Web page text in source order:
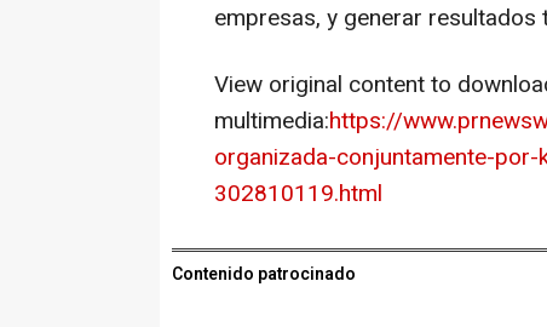
empresas, y generar resultados
View original content to
multimedia:https://
organizada-conjuntamente-
302810119.html
Contenido patrocinado